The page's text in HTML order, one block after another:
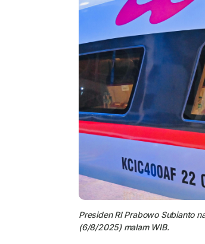
Presiden RI Prabowo Subianto
(6/8/2025) malam WIB.